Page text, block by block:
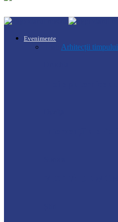
Evenimente
Arhitecții timpului